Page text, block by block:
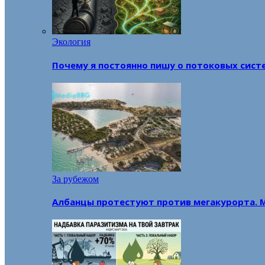
Экология
Почему я постоянно пишу о потоковых
За рубежом
Албанцы протестуют против мегакурорта.